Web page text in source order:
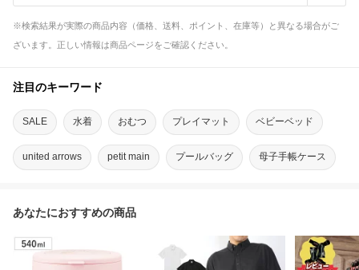
※検索結果が実際の商品内容（価格、送料、ポイント、在庫等）と異なる場合がご
ざいます。正しい情報は商品ページをご確認ください。
注目のキーワード
SALE 水着 おむつ プレイマット ベビーベッド
united arrows petit main プールバッグ 母子手帳ケース
あなたにおすすめの商品